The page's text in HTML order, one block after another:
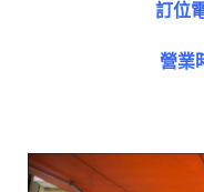
訂位
營業